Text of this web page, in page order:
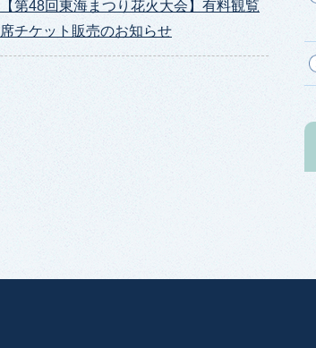
【第48回東海まつり花火大会】有料観覧
席チケット販売のお知らせ